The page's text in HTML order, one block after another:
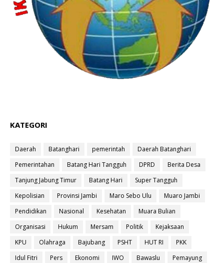
KATEGORI
Daerah Batanghari pemerintah
Daerah Batanghari
Pemerintahan
Batang Hari Tangguh DPRD
Berita Desa
Tanjung Jabung Timur
Batang Hari
Super Tangguh
Kepolisian
Provinsi Jambi Maro Sebo Ulu
Muaro Jambi
Pendidikan
Nasional Kesehatan
Muara Bulian
Organisasi
Hukum Mersam Politik
Kejaksaan
KPU
Olahraga Bajubang PSHT HUT RI
PKK
Idul Fitri
Pers Ekonomi IWO Bawaslu
Pemayung